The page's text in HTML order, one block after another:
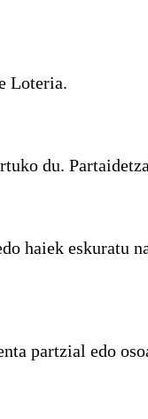
Loteria.
du.
haiek eskuratu
partzial edo